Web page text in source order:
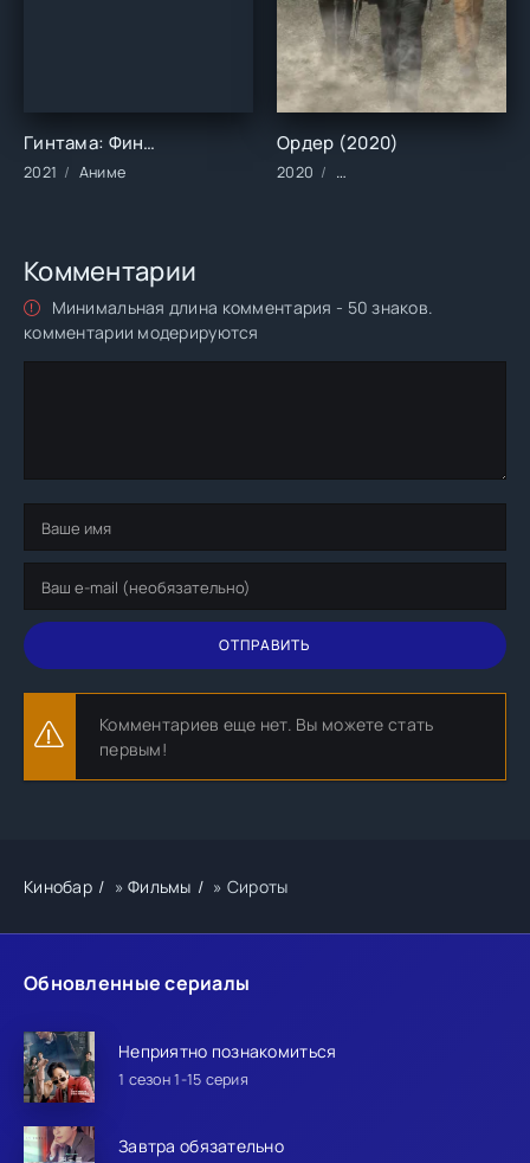
Обновленные сериалы
Неприятно познакомиться
1 сезон 1-15 серия
Завтра обязательно
Гинтама: Финал (2021)
2021 Аниме
Ордер (2020)
2020 Фильмы/2020 год/
Комментарии
Минимальная длина комментария - 50 знаков.
комментарии модерируются
ОТПРАВИТЬ
Комментариев еще нет. Вы можете стать
первым!
Кинобар »Фильмы » Сироты